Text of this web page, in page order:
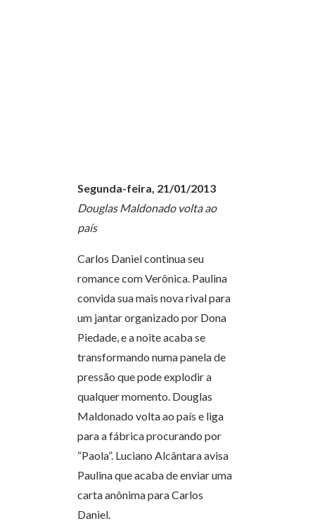
Segunda-feira, 21/01/2013
Douglas Maldonado volta ao
país
Carlos Daniel continua seu
romance com Verônica. Paulina
convida sua mais nova rival para
um jantar organizado por Dona
Piedade, e a noite acaba se
transformando numa panela de
pressão que pode explodir a
qualquer momento. Douglas
Maldonado volta ao país e liga
para a fábrica procurando por
“Paola”. Luciano Alcântara avisa
Paulina que acaba de enviar uma
carta anônima para Carlos
Daniel.